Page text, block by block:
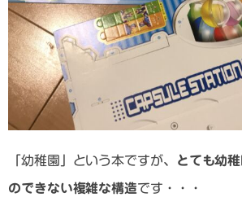
「幼稚園」という本ですが、 とても幼
のできない複雑な構造です・・・